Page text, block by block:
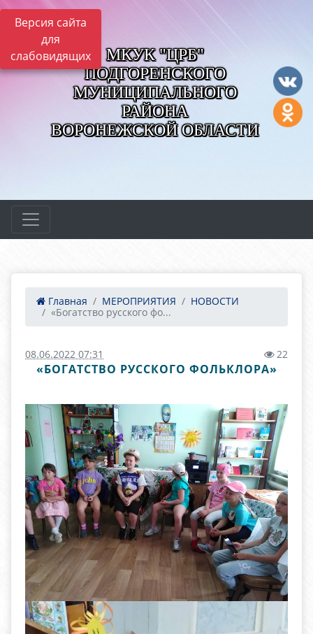
Версия сайта
для
слабовидящих
МКУК "ЦРБ"
ПОДГОРЕНСКОГО
МУНИЦИПАЛЬНОГО
РАЙОНА
ВОРОНЕЖСКОЙ ОБЛАСТИ
Главная МЕРОПРИЯТИЯ
НОВОСТИ
«Богатство русского фо...
08.06.2022 07:31 22
«БОГАТСТВО РУССКОГО ФОЛЬКЛОРА»